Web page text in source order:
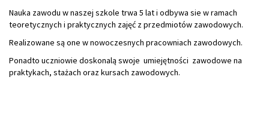
Nauka zawodu w naszej szkole trwa 5 lat i odbywa sie w ramach
teoretycznych i praktycznych zajęć z przedmiotów zawodowych.
Realizowane są one w nowoczesnych pracowniach zawodowych.
Ponadto uczniowie doskonalą swoje umiejętności zawodowe na
praktykach, stażach oraz kursach zawodowych.